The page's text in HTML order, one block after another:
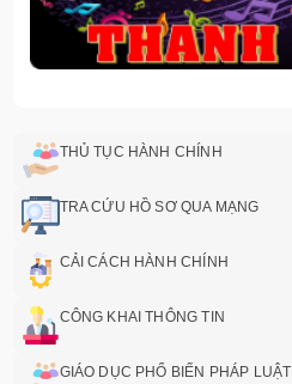
THỦ TỤC HÀNH CHÍNH
TRA CỨU HỒ SƠ QUA MẠNG
CẢI CÁCH HÀNH CHÍNH
CÔNG KHAI THÔNG TIN
GIÁO DỤC PHỔ BIẾN PHÁP LUẬT